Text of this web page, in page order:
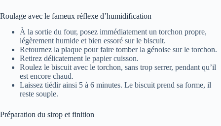
Roulage avec le fameux réflexe d’humidification
À la sortie du four, posez immédiatement un torchon propre,
légèrement humide et bien essoré sur le biscuit.
Retournez la plaque pour faire tomber la génoise sur le torchon.
Retirez délicatement le papier cuisson.
Roulez le biscuit avec le torchon, sans trop serrer, pendant qu’il
est encore chaud.
Laissez tiédir ainsi 5 à 6 minutes. Le biscuit prend sa forme, il
reste souple.
Préparation du sirop et finition